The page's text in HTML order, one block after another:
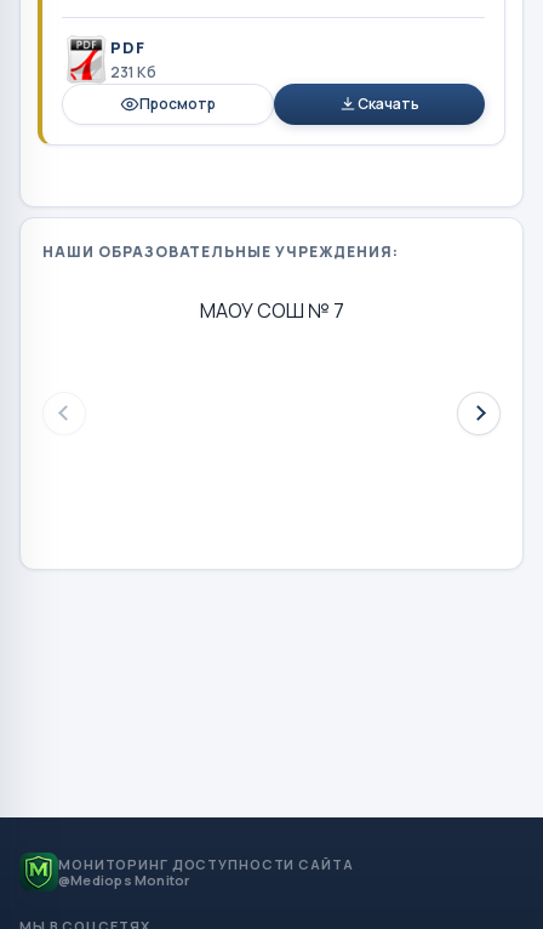
PDF
231 Кб
Просмотр
Скачать
НАШИ ОБРАЗОВАТЕЛЬНЫЕ УЧРЕЖДЕНИЯ:
МАОУ СОШ № 7
МОНИТОРИНГ ДОСТУПНОСТИ САЙТА
@Mediops Monitor